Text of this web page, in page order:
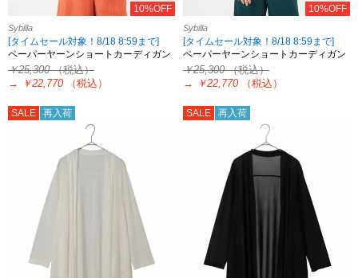
10%OFF
Sybilla
[タイムセール対象！8/18 8:59まで]
ペーパーヤーンショートカーディガン
￥25,300（税込）
→
￥22,770 （税込）
10%OFF
Sybilla
[タイムセール対象！8/18 8:59まで]
ペーパーヤーンショートカーディガン
￥25,300（税込）
→
￥22,770 （税込）
SALE 再入荷 SALE 再入荷